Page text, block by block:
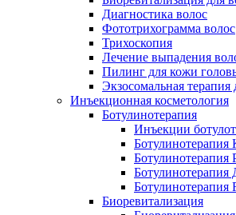
Диагностика волос
Фототрихограмма волос
Трихоскопия
Лечение выпадения
Пилинг для кожи
Экзосомальная терапия
Инъекционная косметология
Ботулинотерапия
Инъекции
Ботулинотерапия
Ботулинотерапия
Ботулинотерапия
Ботулинотерапия
Биоревитализация